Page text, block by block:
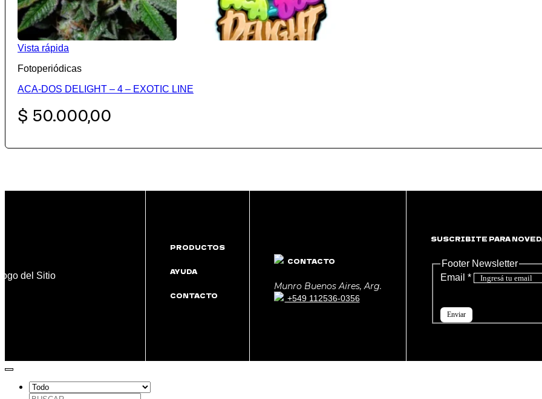
Vista rápida
Fotoperiódicas
ACA-DOS DELIGHT – 4 – EXOTIC LINE
$ 50.000,00
PRODUCTOS
AYUDA
CONTACTO
CONTACTO
Munro Buenos Aires, Arg.
+549 112536-0356
SUSCRIBITE PARA
Footer Newsletter
Email *
Enviar